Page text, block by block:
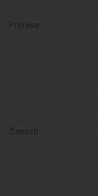
Profese:
Živnosti: